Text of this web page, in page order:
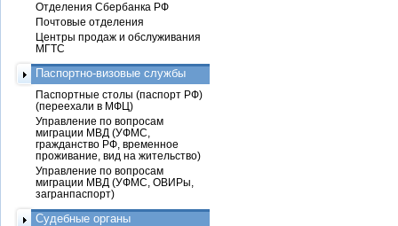
Отделения Сбербанка РФ
Почтовые отделения
Центры продаж и обслуживания
МГТС
Паспортно-визовые службы
Паспортные столы (паспорт РФ)
(переехали в МФЦ)
Управление по вопросам
миграции МВД (УФМС,
гражданство РФ, временное
проживание, вид на жительство)
Управление по вопросам
миграции МВД (УФМС, ОВИРы,
загранпаспорт)
Судебные органы